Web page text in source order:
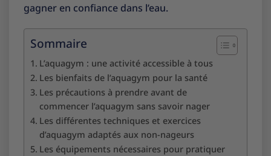
gagner en confiance dans l’eau.
Sommaire
L’aquagym : une activité accessible à tous
Les bienfaits de l’aquagym pour la santé
Les précautions à prendre avant de
commencer l’aquagym sans savoir nager
Les différentes techniques et exercices
d’aquagym adaptés aux non-nageurs
Les équipements nécessaires pour pratiquer